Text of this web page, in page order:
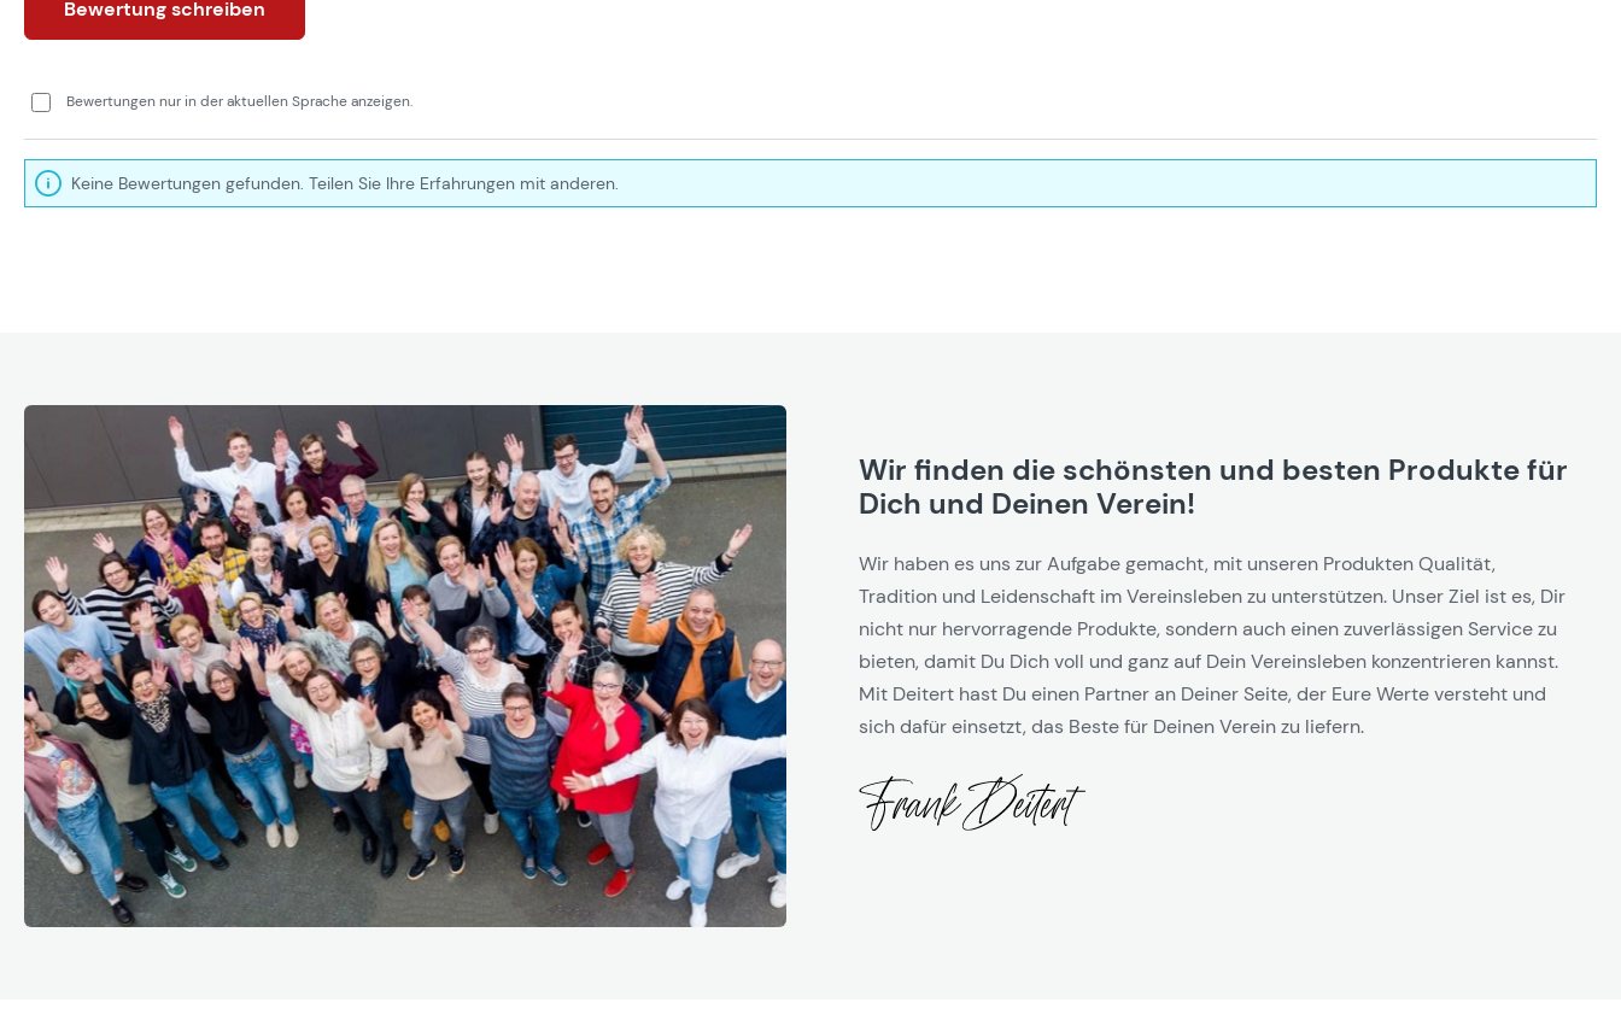
Bewertung schreiben
Bewertungen nur in der aktuellen Sprache anzeigen.
Keine Bewertungen gefunden. Teilen Sie Ihre Erfahrungen mit anderen.
Wir finden die schönsten und besten Produkte für
Dich und Deinen Verein!
Wir haben es uns zur Aufgabe gemacht, mit unseren Produkten Qualität,
Tradition und Leidenschaft im Vereinsleben zu unterstützen. Unser Ziel ist es, Dir
nicht nur hervorragende Produkte, sondern auch einen zuverlässigen Service zu
bieten, damit Du Dich voll und ganz auf Dein Vereinsleben konzentrieren kannst.
Mit Deitert hast Du einen Partner an Deiner Seite, der Eure Werte versteht und
sich dafür einsetzt, das Beste für Deinen Verein zu liefern.